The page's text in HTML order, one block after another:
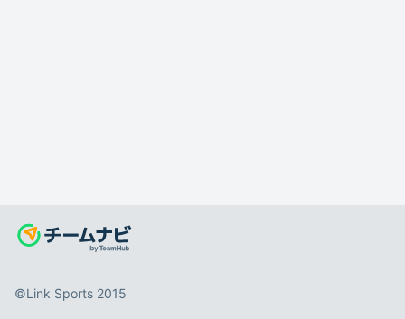
©️Link Sports 2015